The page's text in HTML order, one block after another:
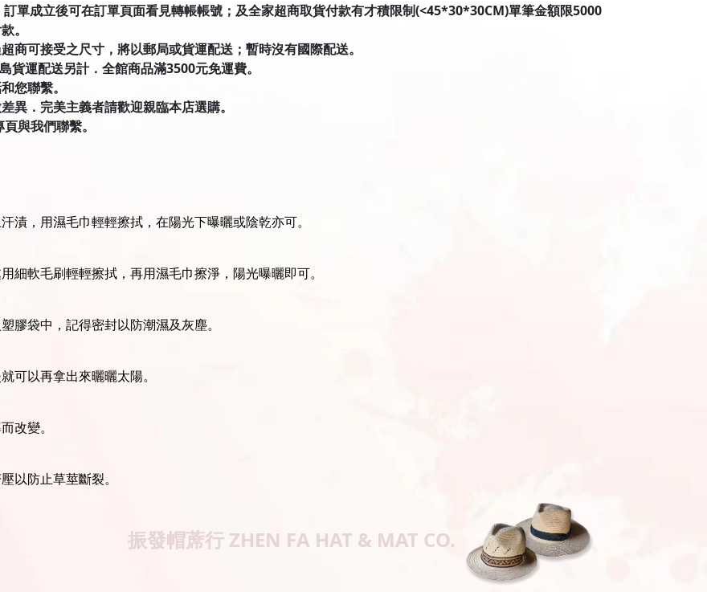
單成立後可在訂單頁面看見轉帳帳號；及全家超商取貨付款有才積限制(<45*30*30CM)單筆金額限5000
。
商可接受之尺寸，將以郵局或貨運配送；暫時沒有國際配送。
運配送另計．全館商品滿3500元免運費。
您聯繫。
異．完美主義者請歡迎親臨本店選購。
與我們聯繫。
漬，用濕毛巾輕輕擦拭，在陽光下曝曬或陰乾亦可。
細軟毛刷輕輕擦拭，再用濕毛巾擦淨，陽光曝曬即可。
膠袋中，記得密封以防潮濕及灰塵。
可以再拿出來曬曬太陽。
改變。
以防止草莖斷裂。
振發帽蓆行 ZHEN FA HAT & MAT CO.